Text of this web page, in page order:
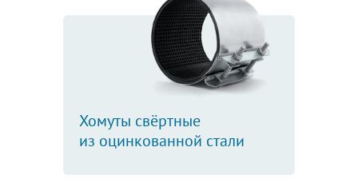
Хомуты свёртные
из оцинкованной стали